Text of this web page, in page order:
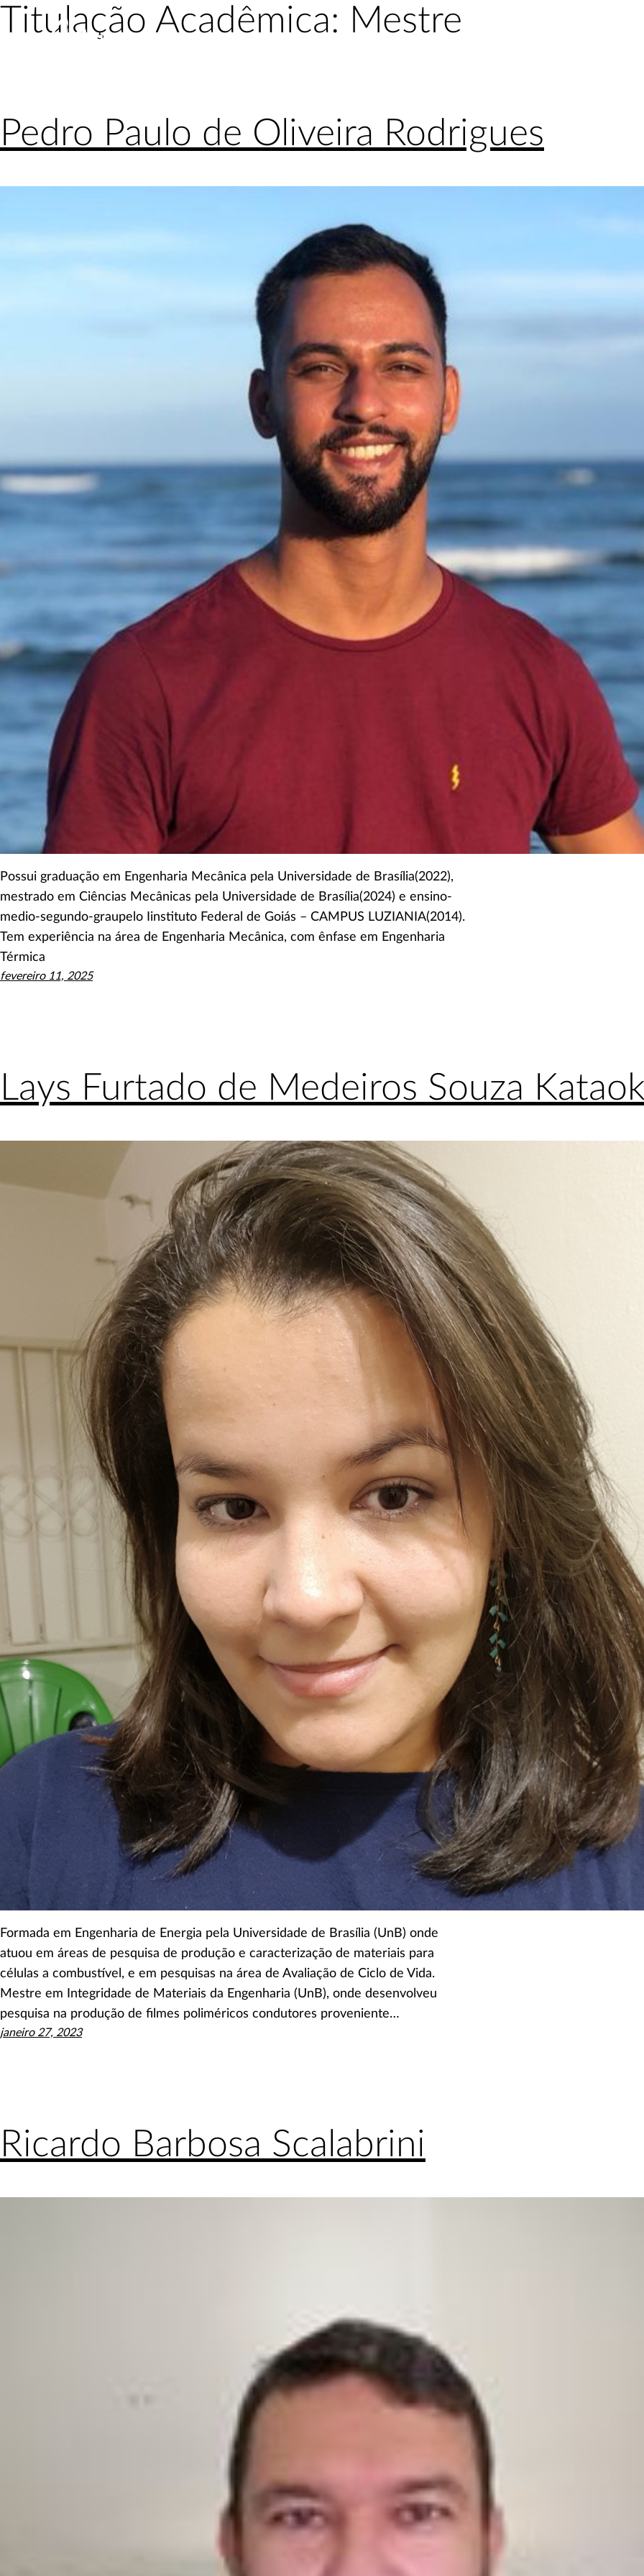
Pular
para
Titulação Acadêmica: Mestre
Pedro Paulo de Oliveira Rodrigues
Possui graduação em Engenharia Mecânica pela Universidade de Brasília(2022),
mestrado em Ciências Mecânicas pela Universidade de Brasília(2024) e ensino-
medio-segundo-graupelo Iinstituto Federal de Goiás – CAMPUS LUZIANIA(2014).
Tem experiência na área de Engenharia Mecânica, com ênfase em Engenharia
Térmica
fevereiro 11, 2025
Lays Furtado de Medeiros Souza
Formada em Engenharia de Energia pela Universidade de Brasília (UnB) onde
atuou em áreas de pesquisa de produção e caracterização de materiais para
células a combustível, e em pesquisas na área de Avaliação de Ciclo de Vida.
Mestre em Integridade de Materiais da Engenharia (UnB), onde desenvolveu
pesquisa na produção de filmes poliméricos condutores proveniente…
janeiro 27, 2023
Ricardo Barbosa Scalabrini